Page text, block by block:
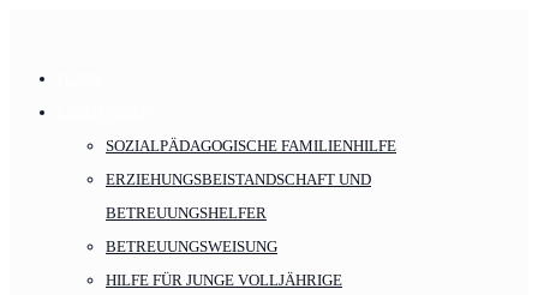
SOZIALPÄDAGOGISCHE FAMILIENHILFE
ERZIEHUNGSBEISTANDSCHAFT UND
BETREUUNGSHELFER
BETREUUNGSWEISUNG
HILFE FÜR JUNGE VOLLJÄHRIGE